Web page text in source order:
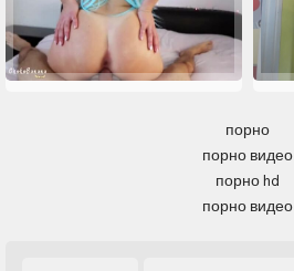
порно
порно видео
порно hd
порно видео